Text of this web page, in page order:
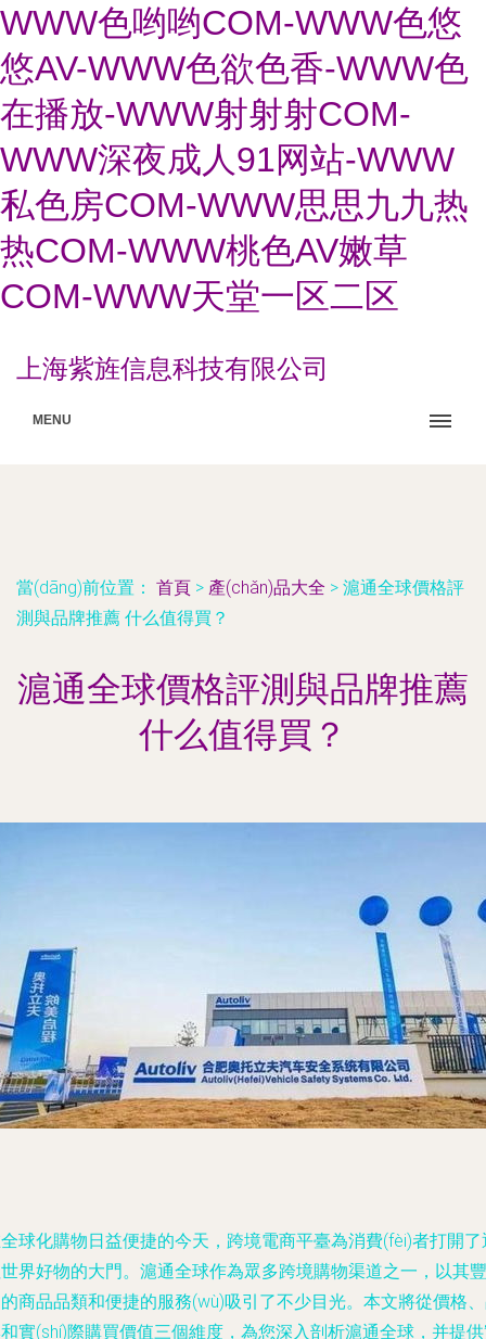
WWW色哟哟COM-WWW色悠
悠AV-WWW色欲色香-WWW色
在播放-WWW射射射COM-
WWW深夜成人91网站-WWW
私色房COM-WWW思思九九热
热COM-WWW桃色AV嫩草
COM-WWW天堂一区二区
上海紫旌信息科技有限公司
MENU
當(dāng)前位置： 首頁 > 產(chǎn)品大全 > 滬通全球價格評
測與品牌推薦 什么值得買？
滬通全球價格評測與品牌推薦
什么值得買？
球化購物日益便捷的今天，跨境電商平臺為消費(fèi)者打開了
界好物的大門。滬通全球作為眾多跨境購物渠道之一，以其豐
商品品類和便捷的服務(wù)吸引了不少目光。本文將從價格
實(shí)際購買價值三個維度，為您深入剖析滬通全球，并提